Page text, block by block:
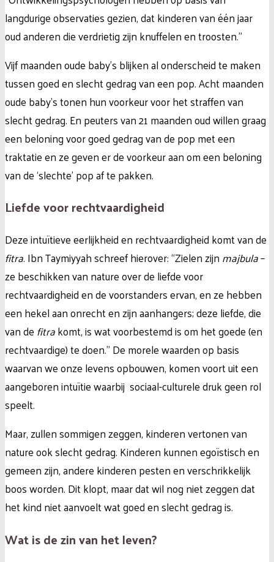
langdurige observaties gezien, dat kinderen van één jaar
oud anderen die verdrietig zijn knuffelen en troosten.”
Vijf maanden oude baby’s blijken al onderscheid te maken
tussen goed en slecht gedrag van een pop. Acht maanden
oude baby’s tonen hun voorkeur voor het straffen van
slecht gedrag. En peuters van 21 maanden oud willen graag
een beloning voor goed gedrag van de pop met een
traktatie en ze geven er de voorkeur aan om een beloning
van de ‘slechte’ pop af te pakken.
Liefde voor rechtvaardigheid
Deze intuïtieve eerlijkheid en rechtvaardigheid komt van de
fitra. Ibn Taymiyyah schreef hierover: “Zielen zijn majbula–
ze beschikken van nature over de liefde voor
rechtvaardigheid en de voorstanders ervan, en ze hebben
een hekel aan onrecht en zijn aanhangers; deze liefde, die
van defitrakomt, is wat voorbestemd is om het goede (en
rechtvaardige) te doen.” De morele waarden op basis
waarvan we onze levens opbouwen, komen voort uit een
aangeboren intuïtie waarbij sociaal-culturele druk geen rol
speelt.
Maar, zullen sommigen zeggen, kinderen vertonen van
nature ook slecht gedrag. Kinderen kunnen egoïstisch en
gemeen zijn, andere kinderen pesten en verschrikkelijk
boos worden. Dit klopt, maar dat wil nog niet zeggen dat
het kind niet aanvoelt wat goed en slecht gedrag is.
Wat is de zin van het leven?